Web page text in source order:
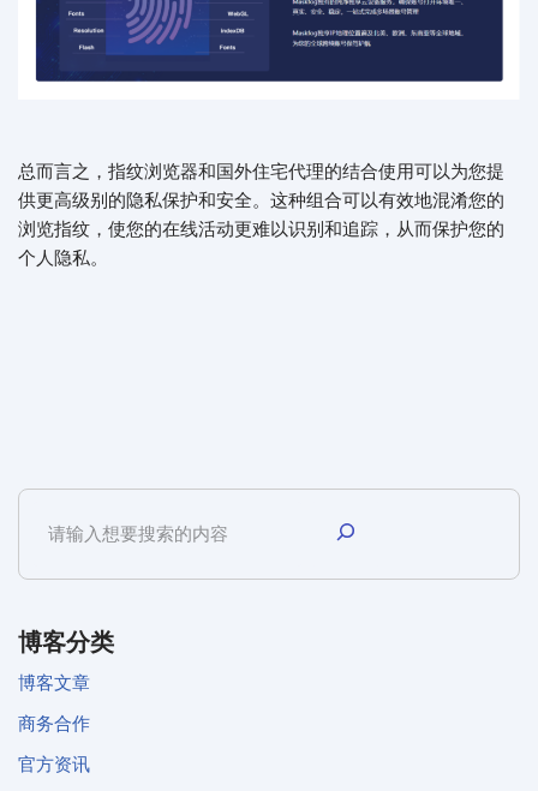
总而言之，指纹浏览器和国外住宅代理的结合使用可以为您提
供更高级别的隐私保护和安全。这种组合可以有效地混淆您的
浏览指纹，使您的在线活动更难以识别和追踪，从而保护您的
个人隐私。
博客分类
博客文章
商务合作
官方资讯